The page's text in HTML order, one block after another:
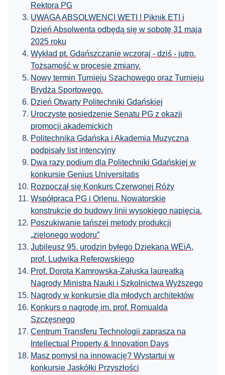
Rektora PG
UWAGA ABSOLWENCI WETI ! Piknik ETI i
Dzień Absolwenta odbędą się w sobotę 31 maja
2025 roku
Wykład pt. Gdańszczanie wczoraj - dziś - jutro.
Tożsamość w procesie zmiany.
Nowy termin Turnieju Szachowego oraz Turnieju
Brydża Sportowego.
Dzień Otwarty Politechniki Gdańskiej
Uroczyste posiedzenie Senatu PG z okazji
promocji akademickich
Politechnika Gdańska i Akademia Muzyczna
podpisały list intencyjny
Dwa razy podium dla Politechniki Gdańskiej w
konkursie Genius Universitatis
Rozpoczął się Konkurs Czerwonej Róży
Współpraca PG i Orlenu. Nowatorskie
konstrukcje do budowy linii wysokiego napięcia.
Poszukiwanie tańszej metody produkcji
„zielonego wodoru”
Jubileusz 95. urodzin byłego Dziekana WEiA,
prof. Ludwika Referowskiego
Prof. Dorota Kamrowska-Załuska laureatką
Nagrody Ministra Nauki i Szkolnictwa Wyższego
Nagrody w konkursie dla młodych architektów
Konkurs o nagrodę im. prof. Romualda
Szczęsnego
Centrum Transferu Technologii zaprasza na
Intellectual Property & Innovation Days
Masz pomysł na innowację? Wystartuj w
konkursie Jaskółki Przyszłości